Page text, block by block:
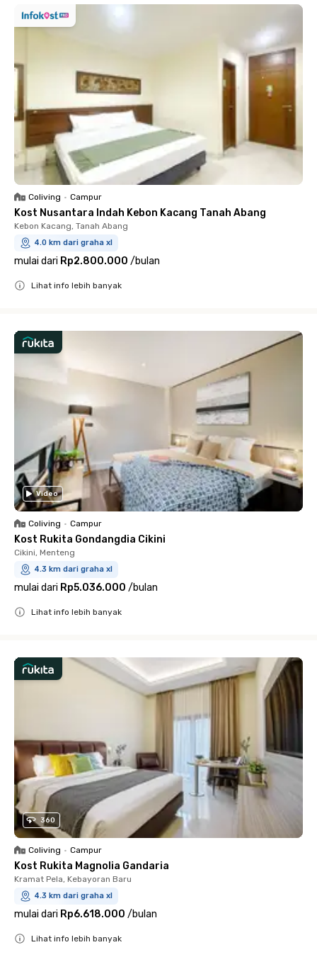
Coliving • Campur
Kost Nusantara Indah Kebon Kacang Tanah Abang
Kebon Kacang, Tanah Abang
4.0 km dari graha xl
mulai dari Rp2.800.000 /bulan
Lihat info lebih banyak
Video
Coliving • Campur
Kost Rukita Gondangdia Cikini
Cikini, Menteng
4.3 km dari graha xl
mulai dari Rp5.036.000 /bulan
Lihat info lebih banyak
360
Coliving • Campur
Kost Rukita Magnolia Gandaria
Kramat Pela, Kebayoran Baru
4.3 km dari graha xl
mulai dari Rp6.618.000 /bulan
Lihat info lebih banyak